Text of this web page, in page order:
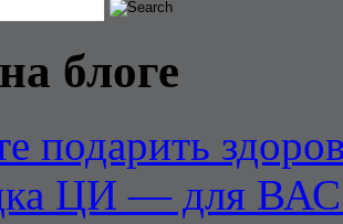
блоге
подарить
ЦИ — для